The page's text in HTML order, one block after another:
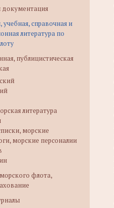
документация
учебная, справочная и
литература по
публицистическая
литература
морские
морские персоналии
флота,